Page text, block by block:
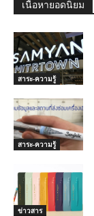
เนื้อหายอดนิยม
สาระ-ความรู้
สาระ-ความรู้
ข่าวสาร